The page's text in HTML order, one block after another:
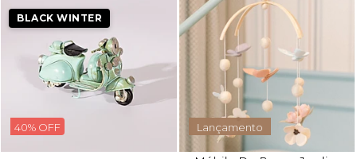
40% OFF
BLACK WINTER
Lançamento